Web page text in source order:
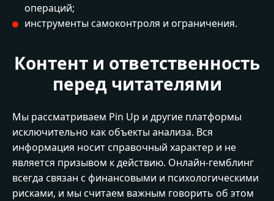
операций;
инструменты самоконтроля и ограничения.
Контент и ответственность
перед читателями
Мы рассматриваем Pin Up и другие платформы
исключительно как объекты анализа. Вся
информация носит справочный характер и не
является призывом к действию. Онлайн-гемблинг
всегда связан с финансовыми и психологическими
рисками, и мы считаем важным говорить об этом